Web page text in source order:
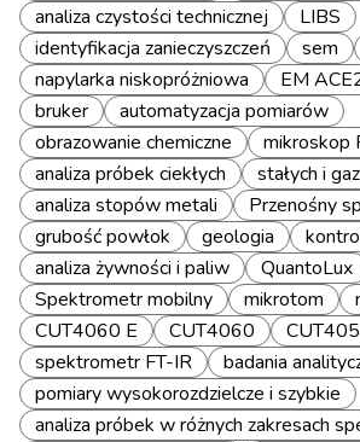
analiza czystości technicznej
LIBS
identyfikacja zanieczyszczeń
sem
napylarka niskopróżniowa
EM
bruker
automatyzacja pomiarów
obrazowanie chemiczne
mikroskop
analiza próbek ciekłych
stałych i
analiza stopów metali
Przenośny
grubość powłok
geologia
analiza żywności i paliw
QuantoLux
Spektrometr mobilny
mikrotom
CUT4060 E
CUT4060
spektrometr FT-IR
badania
pomiary wysokorozdzielcze i szybkie
analiza próbek w różnych zakresach